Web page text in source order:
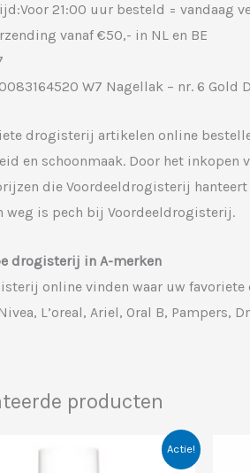
21:00 uur besteld = vandaag
vanaf €50,- in NL en BE
W7 Nagellak – nr. 6 Gold
drogisterij artikelen online
en schoonmaak. Door het
die Voordeeldrogisterij
weg is pech bij Voordeeldrogisterij.
drogisterij in A-merken
online vinden waar uw
L’oreal, Ariel, Oral B, Pampers,
producten
Actie!